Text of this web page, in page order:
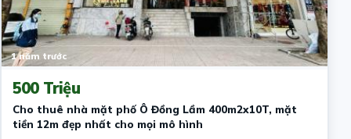
1 năm trước
500 Triệu
Cho thuê nhà mặt phố Ô Đồng Lầm 400m2x10T, mặt
tiền 12m đẹp nhất cho mọi mô hình